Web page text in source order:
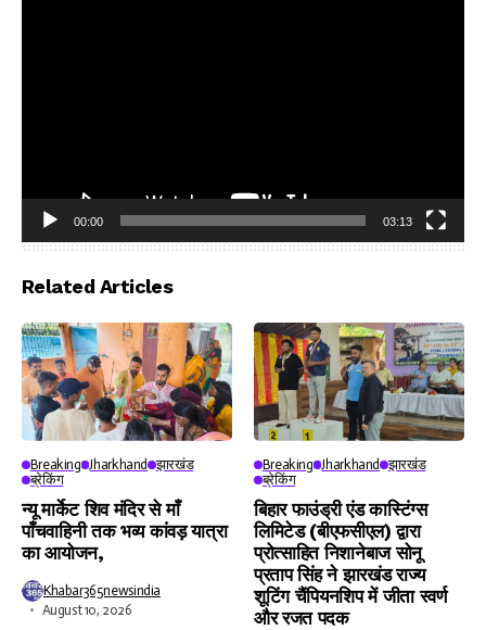
Player
00:00 03:13
Related Articles
Breaking Jharkhand
झारखंड
ब्रेकिंग
न्यू मार्केट शिव मंदिर से माँ
पाँचवाहिनी तक भव्य कांवड़ यात्रा
का आयोजन,
Khabar365newsindia
August 10, 2026
Breaking Jharkhand
झारखंड
ब्रेकिंग
बिहार फाउंड्री एंड कास्टिंग्स
लिमिटेड (बीएफसीएल) द्वारा
प्रोत्साहित निशानेबाज सोनू
प्रताप सिंह ने झारखंड राज्य
शूटिंग चैंपियनशिप में जीता स्वर्ण
और रजत पदक